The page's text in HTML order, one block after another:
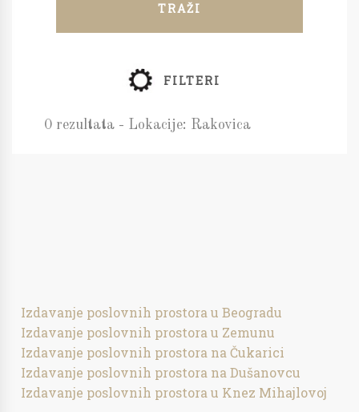
TRAŽI
FILTERI
0 rezultata - Lokacije: Rakovica
Izdavanje poslovnih prostora u Beogradu
Izdavanje poslovnih prostora u Zemunu
Izdavanje poslovnih prostora na Čukarici
Izdavanje poslovnih prostora na Dušanovcu
Izdavanje poslovnih prostora u Knez Mihajlovoj